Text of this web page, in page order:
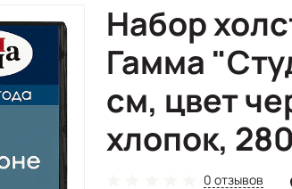
Набор
Гамма
см, цвет
хлопок,
0 отзывов